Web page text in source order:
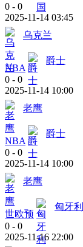
0 - 0
2025-11-14 03:45
乌克兰
NBA
爵士
0 - 0
2025-11-14 10:00
老鹰
NBA
爵士
0 - 0
2025-11-14 10:00
老鹰
世欧预
匈牙利
0 - 0
2025-11-16 22:00